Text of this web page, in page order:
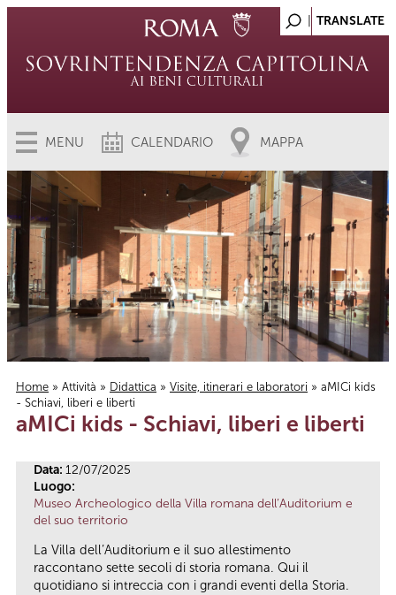
MENU CALENDARIO MAPPA
Tu sei qui
Home » Attività » Didattica » Visite, itinerari e laboratori » aMICi kids
- Schiavi, liberi e liberti
aMICi kids - Schiavi, liberi e liberti
Data: 12/07/2025
Luogo:
Museo Archeologico della Villa romana dell’Auditorium e
del suo territorio
La Villa dell’Auditorium e il suo allestimento
raccontano sette secoli di storia romana. Qui il
quotidiano si intreccia con i grandi eventi della Storia.